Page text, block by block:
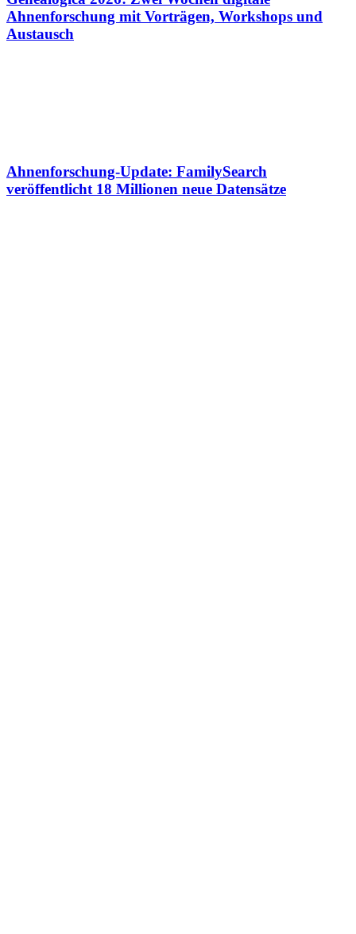
Ahnenforschung mit Vorträgen, Workshops und
Austausch
Ahnenforschung-Update: FamilySearch
veröffentlicht 18 Millionen neue Datensätze